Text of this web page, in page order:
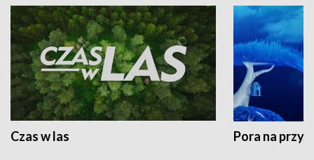
Czas w las Pora na